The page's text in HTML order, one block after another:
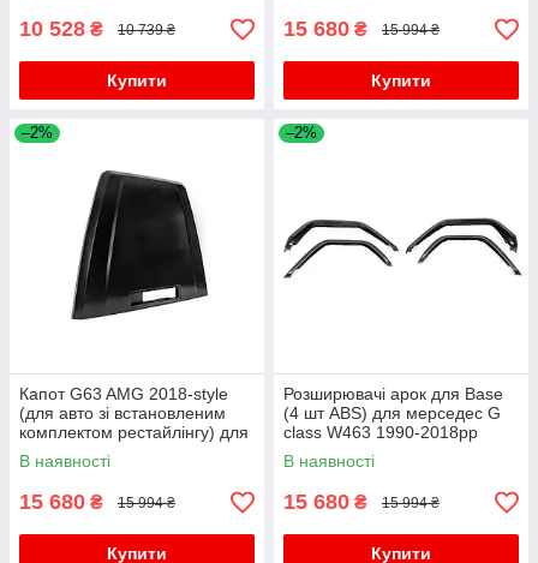
10 528 ₴ 10 739 ₴
Купити
15 680 ₴ 15 994 ₴
Купити
–2%
Капот G63 AMG 2018-style
(для авто зі встановленим
комплектом рестайлінгу) для
мерседес G сlass W463
1990-2018рр
В наявності
15 680 ₴ 15 994 ₴
Купити
–2%
Розширювачі арок для Base
(4 шт ABS) для мерседес G
сlass W463 1990-2018рр
В наявності
15 680 ₴ 15 994 ₴
Купити